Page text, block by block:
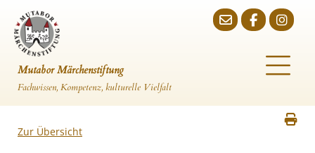
Mutabor Märchenstiftung
Fachwissen, Kompetenz, kulturelle Vielfalt
Zur Übersicht